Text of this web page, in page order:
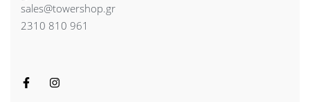
sales@towershop.gr
2310 810 961